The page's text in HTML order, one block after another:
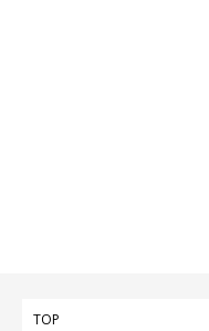
TOP